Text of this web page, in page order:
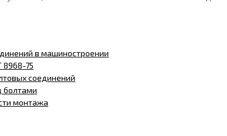
в машиностроении
8968-75
соединений
болтами
монтажа